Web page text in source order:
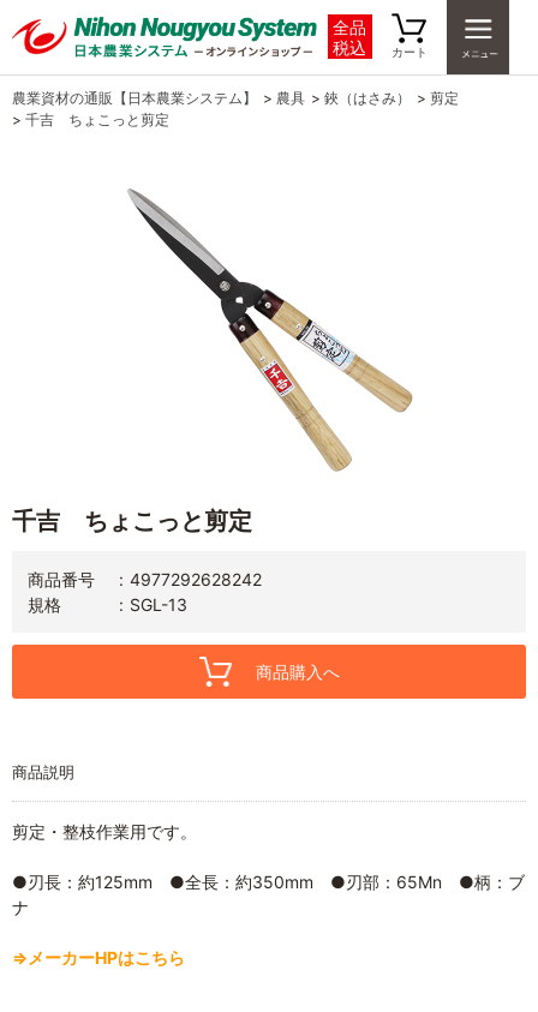
全品
税込
カート
農業資材の通販【日本農業システム】 > 農具 > 鋏（はさみ） > 剪定
> 千吉 ちょこっと剪定
千吉 ちょこっと剪定
商品番号
4977292628242
規格
SGL-13
商品購入へ
商品説明
剪定・整枝作業用です。
●刃長：約125mm ●全長：約350mm ●刃部：65Mn ●柄：ブ
ナ
⇒メーカーHPはこちら